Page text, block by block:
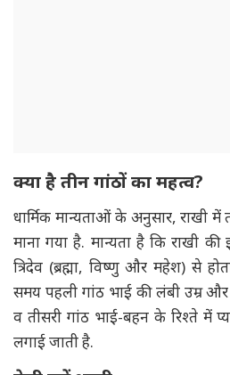
क्या है तीन गांठों का महत्व?
धार्मिक मान्यताओं के अनुसार, राखी
माना गया है. मान्यता है कि राखी
त्रिदेव (ब्रह्मा, विष्णु और महेश) से
समय पहली गांठ भाई की लंबी उम्र और
व तीसरी गांठ भाई-बहन के रिश्ते में
लगाई जाती है.